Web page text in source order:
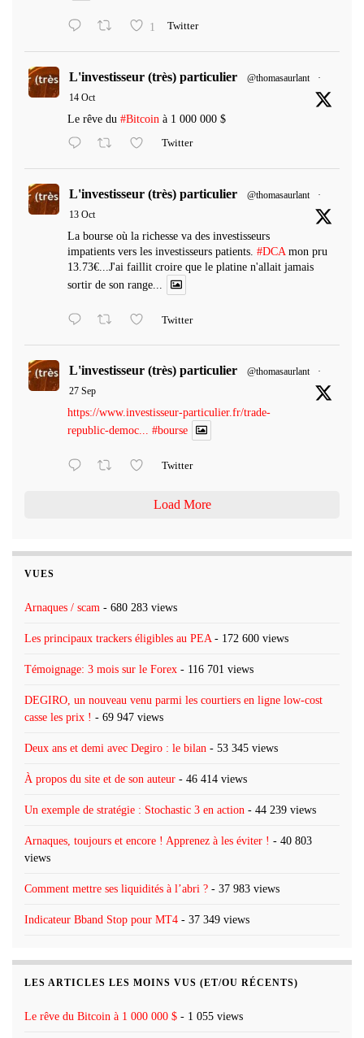
1 Twitter
L'investisseur (très) particulier @thomasaurlant
·
14 Oct
Le rêve du #Bitcoin à 1 000 000 $
Twitter
L'investisseur (très) particulier @thomasaurlant
·
13 Oct
La bourse où la richesse va des investisseurs
impatients vers les investisseurs patients. #DCA mon pru
13.73€...J'ai faillit croire que le platine n'allait jamais
sortir de son range...
Twitter
L'investisseur (très) particulier @thomasaurlant
·
27 Sep
https://www.investisseur-particulier.fr/trade-
republic-democ... #bourse
Twitter
Load More
VUES
Arnaques / scam - 680 283 views
Les principaux trackers éligibles au PEA - 172 600 views
Témoignage: 3 mois sur le Forex - 116 701 views
DEGIRO, un nouveau venu parmi les courtiers en ligne low-cost
casse les prix ! - 69 947 views
Deux ans et demi avec Degiro : le bilan - 53 345 views
À propos du site et de son auteur - 46 414 views
Un exemple de stratégie : Stochastic 3 en action - 44 239 views
Arnaques, toujours et encore ! Apprenez à les éviter ! - 40 803
views
Comment mettre ses liquidités à l’abri ? - 37 983 views
Indicateur Bband Stop pour MT4 - 37 349 views
LES ARTICLES LES MOINS VUS (ET/OU RÉCENTS)
Le rêve du Bitcoin à 1 000 000 $ - 1 055 views